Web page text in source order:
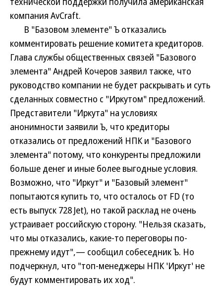
компания AvCraft.
В "Базовом элементе" Ъ отказались
комментировать решение комитета кредиторов.
Глава службы общественных связей "Базового
элемента" Андрей Кочеров заявил также, что
руководство компании не будет раскрывать и суть
сделанных совместно с "Иркутом" предложений.
Представители "Иркута" на условиях
анонимности заявили Ъ, что кредиторы
отказались от предложений НПК и "Базового
элемента" потому, что конкуренты предложили
больше денег и иные более выгодные условия.
Возможно, что "Иркут" и "Базовый элемент"
попытаются купить то, что осталось от FD (то
есть выпуск 728 Jet), но такой расклад не очень
устраивает российскую сторону. "Нельзя сказать,
что мы отказались, какие-то переговоры по-
прежнему идут",— сообщил собеседник Ъ. Но
подчеркнул, что "топ-менеджеры НПК 'Иркут' не
будут комментировать их ход".